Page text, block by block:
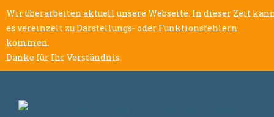
Wir überarbeiten aktuell unsere Webseite. In dieser Zeit
es vereinzelt zu Darstellungs- oder Funktionsfehlern
kommen.
Danke für Ihr Verständnis.